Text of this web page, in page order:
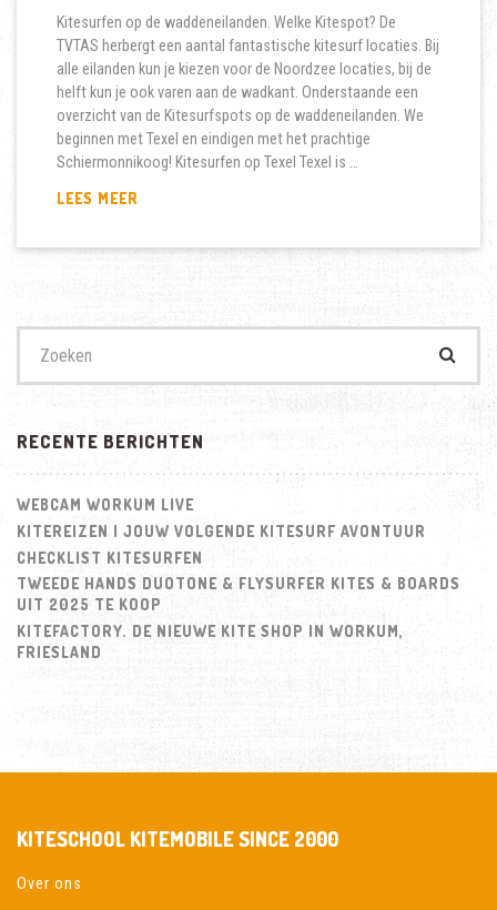
Kitesurfen op de waddeneilanden. Welke Kitespot? De
TVTAS herbergt een aantal fantastische kitesurf locaties. Bij
alle eilanden kun je kiezen voor de Noordzee locaties, bij de
helft kun je ook varen aan de wadkant. Onderstaande een
overzicht van de Kitesurfspots op de waddeneilanden. We
beginnen met Texel en eindigen met het prachtige
Schiermonnikoog! Kitesurfen op Texel Texel is …
LEES MEER
KITESURFEN
DE
WADDENEILANDEN?
naar:
RECENTE BERICHTEN
WEBCAM WORKUM LIVE
KITEREIZEN | JOUW VOLGENDE KITESURF AVONTUUR
CHECKLIST KITESURFEN
TWEEDE HANDS DUOTONE & FLYSURFER KITES & BOARDS
UIT 2025 TE KOOP
KITEFACTORY. DE NIEUWE KITE SHOP IN WORKUM,
FRIESLAND
KITESCHOOL KITEMOBILE SINCE 2000
Over ons